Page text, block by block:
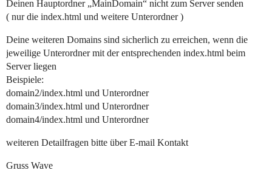
Deinen Hauptordner „MainDomain“ nicht zum Server senden
( nur die index.html und weitere Unterordner )
Deine weiteren Domains sind sicherlich zu erreichen, wenn die
jeweilige Unterordner mit der entsprechenden index.html beim
Server liegen
Beispiele:
domain2/index.html und Unterordner
domain3/index.html und Unterordner
domain4/index.html und Unterordner
weiteren Detailfragen bitte über E-mail Kontakt
Gruss Wave